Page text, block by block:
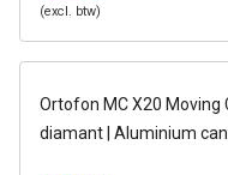
(excl. btw)
op voorraad
Ortofon MC X20 Moving
diamant | Aluminium